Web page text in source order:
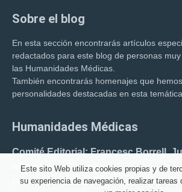
Sobre el blog
En esta sección encontrarás artículos
redactados para este blog de personas
las Humanidades Médicas.
También encontrarás homenajes que
personalidades destacadas en esta temática.
Humanidades Médicas
Comité Editorial: Francesc Borrell.
Hernández Clemente.
Director del blog: F. Borrell Carrió.
Este sito Web utiliza cookies propias y de
su experiencia de navegación, realizar tareas